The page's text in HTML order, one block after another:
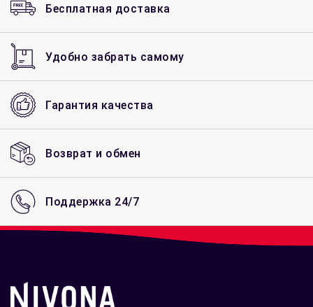
Бесплатная доставка
Удобно забрать самому
Гарантия качества
Возврат и обмен
Поддержка 24/7